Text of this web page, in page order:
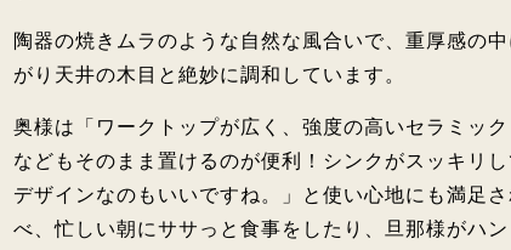
陶器の焼きムラのような自然な風合いで、重厚感の
がり天井の木目と絶妙に調和しています。
奥様は「ワークトップが広く、強度の高いセラミッ
などもそのまま置けるのが便利！シンクがスッキリ
デザインなのもいいですね。」と使い心地にも満足
べ、忙しい朝にササっと食事をしたり、旦那様がハ